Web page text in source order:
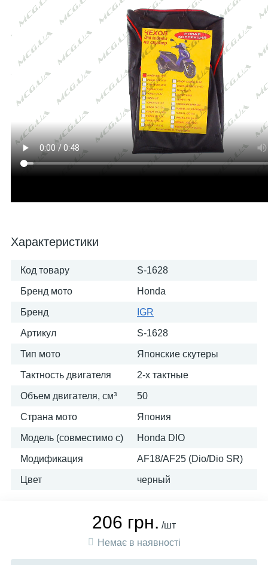
Характеристики
Код товару S-1628
Бренд мото Honda
Бренд IGR
Артикул S-1628
Тип мото Японские скутеры
Тактность двигателя 2-х тактные
Объем двигателя, см³ 50
Страна мото Япония
Модель (совместимо с) Honda DIO
Модификация AF18/AF25 (Dio/Dio SR)
Цвет черный
206 грн. /шт
Немає в наявності